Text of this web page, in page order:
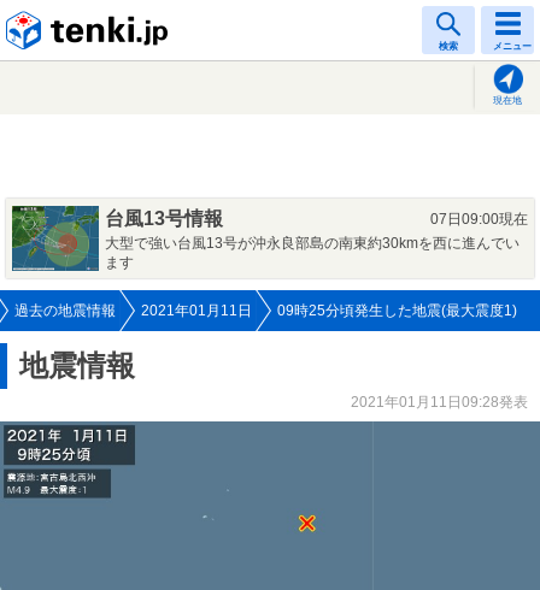
検索 メニュー
現在地
台風13号情報
07日09:00現在
大型で強い台風13号が沖永良部島の南東約30kmを西に進んでい
ます
過去の地震情報 2021年01月11日 09時25分頃発生した地震(最大震度1)
地震情報
2021年01月11日09:28発表